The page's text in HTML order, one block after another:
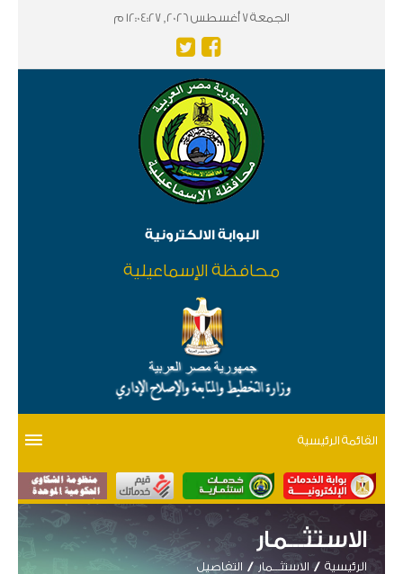
الجمعة 7 أغسطس 2026, 12:04:27 م
البوابة الالكترونية
محافظة الإسماعيلية
القائمة الرئيسية
الاستثـــمار
الرئيسية الاستثـــمار التفاصيل